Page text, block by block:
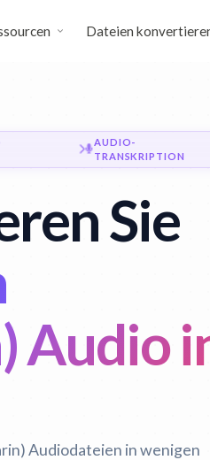
Dateien
AUDIO-
TRANSKRIPTION
Sie
Audio
Audiodateien in wenigen